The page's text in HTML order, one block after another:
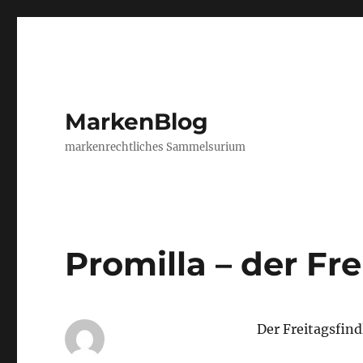
MarkenBlog
markenrechtliches Sammelsurium
Promilla – der
Der